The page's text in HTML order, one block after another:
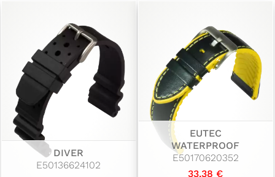
DIVER
E50136624102
EUTEC
WATERPROOF
E50170620352
33,38 €